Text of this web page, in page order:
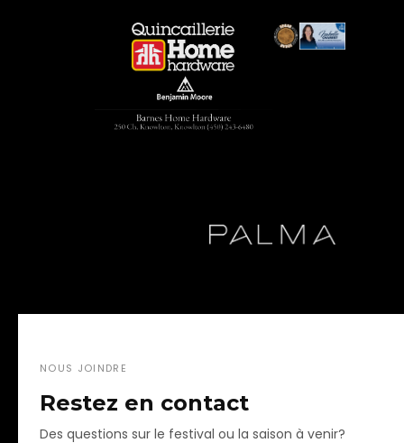
NOUS JOINDRE
Restez en contact
Des questions sur le festival ou la saison à venir?